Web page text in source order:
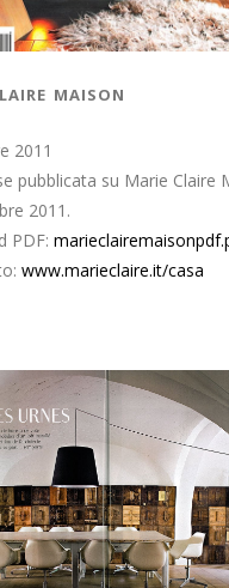
maison
2011
pubblicata su Marie Claire
2011.
PDF:
www.marieclaire.it/casa